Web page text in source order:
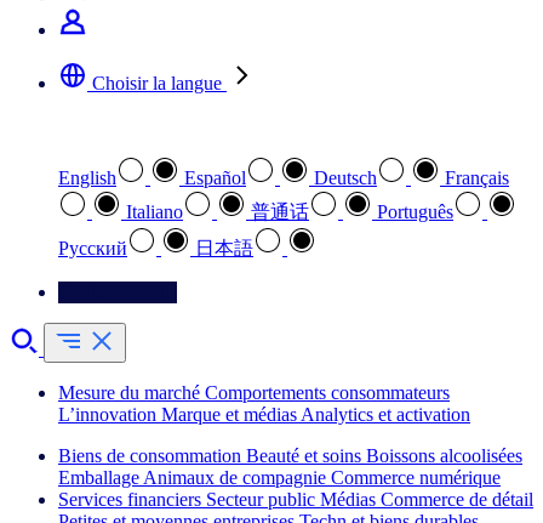
Choisir la langue
English Español Deutsch
Français
Italiano
普通话
Português
Pусский
日本語
Mesure du marché Comportements consommateurs
L’innovation Marque et médias Analytics et activation
Biens de consommation Beauté et soins Boissons alcoolisées
Emballage Animaux de compagnie Commerce numérique
Services financiers Secteur public Médias Commerce de détail